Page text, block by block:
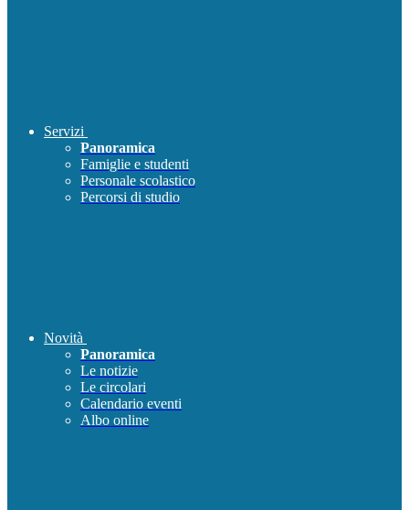
Servizi
Panoramica
Famiglie e studenti
Personale scolastico
Percorsi di studio
Novità
Panoramica
Le notizie
Le circolari
Calendario eventi
Albo online